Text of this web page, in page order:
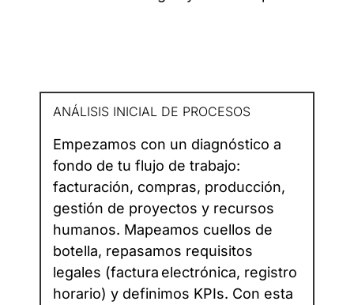
ANÁLISIS INICIAL DE PROCESOS
Empezamos con un diagnóstico a
fondo de tu flujo de trabajo:
facturación, compras, producción,
gestión de proyectos y recursos
humanos. Mapeamos cuellos de
botella, repasamos requisitos
legales (factura electrónica, registro
horario) y definimos KPIs. Con esta